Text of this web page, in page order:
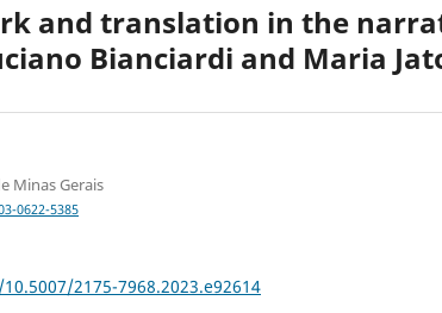
and translation in the
Bianciardi and Maria
Minas Gerais
0622-5385
2175-7968.2023.e92614